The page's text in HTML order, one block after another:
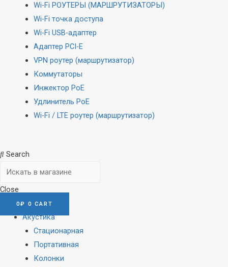
Wi-Fi РОУТЕРЫ (МАРШРУТИЗАТОРЫ)
Wi-Fi точка доступа
Wi-Fi USB-адаптер
Адаптер PCI-E
VPN роутер (маршрутизатор)
Коммутаторы
Инжектор PoE
Удлинитель PoE
Wi-Fi / LTE роутер (маршрутизатор)
Search
Close
0₽ 0 CART
Акустика
Стационарная
Портативная
Колонки